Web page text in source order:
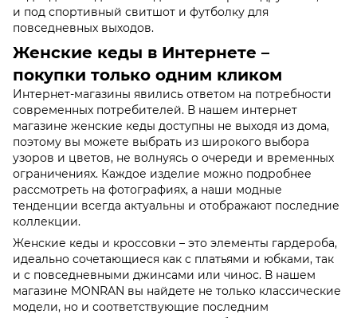
и под спортивный свитшот и футболку для
повседневных выходов.
Женские кеды в Интернете –
покупки только одним кликом
Интернет-магазины явились ответом на потребности
современных потребителей. В нашем интернет
магазине женские кеды доступны не выходя из дома,
поэтому вы можете выбрать из широкого выбора
узоров и цветов, не волнуясь о очереди и временных
ограничениях. Каждое изделие можно подробнее
рассмотреть на фотографиях, а наши модные
тенденции всегда актуальны и отображают последние
коллекции.
Женские кеды и кроссовки – это элементы гардероба,
идеально сочетающиеся как с платьями и юбками, так
и с повседневными джинсами или чинос. В нашем
магазине MONRAN вы найдете не только классические
модели, но и соответствующие последним